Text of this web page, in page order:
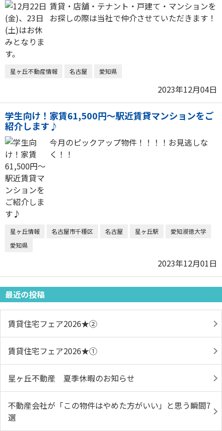
賃貸・店舗・テナント・戸建て・マンションを
お探しの際は当社で仲介させていただきます！
星ヶ丘不動産情報 名古屋 愛知県
2023年12月04日
学生向け！家賃61,500円～駅近賃貸マンションをご
紹介します♪
今月のピックアップ物件！！！！お見逃しな
く！！
星ヶ丘情報 名古屋市千種区 名古屋 星ヶ丘駅
愛知淑徳大学
愛知県
2023年12月01日
最近の投稿
賃貸住宅フェア2026★➁
賃貸住宅フェア2026★①
星ヶ丘不動産 夏季休暇のお知らせ
不動産会社が「この物件はやめた方がいい」と思う瞬間7
選